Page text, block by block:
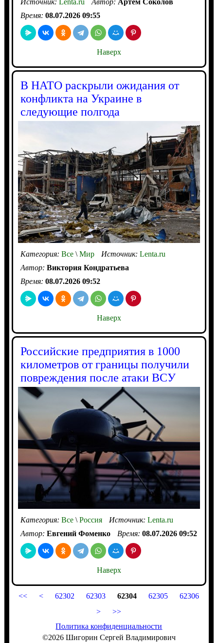
Источник: Lenta.ru Автор: Артем Соколов
Время: 08.07.2026 09:55
Наверх
В НАТО раскрыли ожидания от
конфликта на Украине в
следующие полгода
Категория: Все\Мир Источник: Lenta.ru
Автор: Виктория Кондратьева
Время: 08.07.2026 09:52
Наверх
Российские предприятия в 1000
километров от границы получили
повреждения после атаки ВСУ
Категория: Все\Россия Источник: Lenta.ru
Автор: Евгений Фоменко Время: 08.07.2026 09:52
Наверх
<< < 62302 62303 62304 62305
62306
>
>>
Политика конфиденциальности
©2026 Шигорин Сергей Владимирович